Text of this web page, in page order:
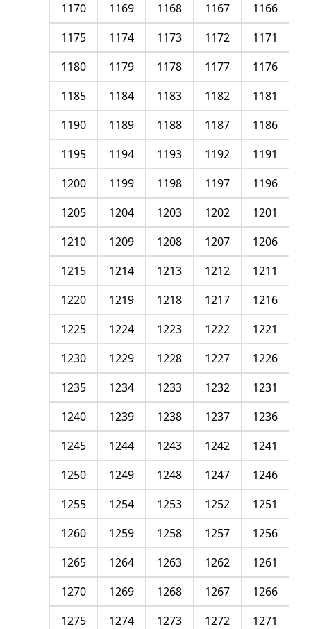
1166
1167
1168
1169
1170
1171
1172
1173
1174
1175
1176
1177
1178
1179
1180
1181
1182
1183
1184
1185
1186
1187
1188
1189
1190
1191
1192
1193
1194
1195
1196
1197
1198
1199
1200
1201
1202
1203
1204
1205
1206
1207
1208
1209
1210
1211
1212
1213
1214
1215
1216
1217
1218
1219
1220
1221
1222
1223
1224
1225
1226
1227
1228
1229
1230
1231
1232
1233
1234
1235
1236
1237
1238
1239
1240
1241
1242
1243
1244
1245
1246
1247
1248
1249
1250
1251
1252
1253
1254
1255
1256
1257
1258
1259
1260
1261
1262
1263
1264
1265
1266
1267
1268
1269
1270
1271
1272
1273
1274
1275